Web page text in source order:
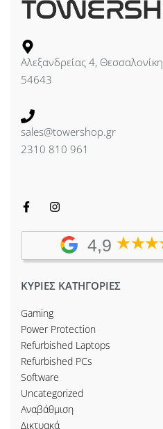
Αλεξανδρείας 4, Θεσσαλονίκη
54643
sales@towershop.gr
2310 810 961
4,9
ΚΥΡΙΕΣ ΚΑΤΗΓΟΡΙΕΣ
Gaming
Power Protection
Refurbished Laptops
Refurbished PCs
Software
Uncategorized
Αναβάθμιση
Δικτυακά